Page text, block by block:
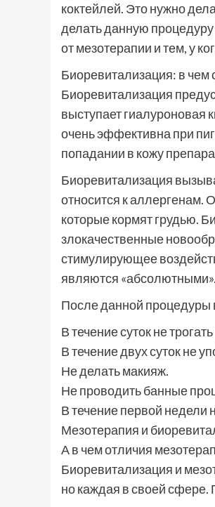
коктейлей. Это нужно
делать данную
от мезотерапии и тем, у
Биоревитализация: в чем
Биоревитализация
выступает гиалуроновая
очень эффективна при
попадании в кожу
Биоревитализация
относится к аллергенам.
которые кормят грудью.
злокачественные
стимулирующее
являются
После данной
В течение суток не
В течение двух суток не
Не делать макияж.
Не проводить банные
В течение первой недели
Мезотерапия и
А в чем отличия
Биоревитализация и
но каждая в своей сфере.